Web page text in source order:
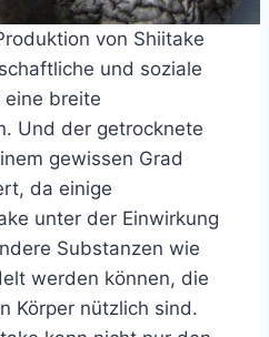
von Shiitake
und soziale
breite
Und der getrocknete
gewissen Grad
da einige
unter der Einwirkung
Substanzen wie
werden können, die
Körper nützlich sind.